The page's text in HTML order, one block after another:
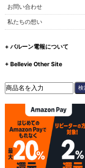
お問い合わせ
私たちの想い
+ バルーン電報について
+ Bellevie Other Site